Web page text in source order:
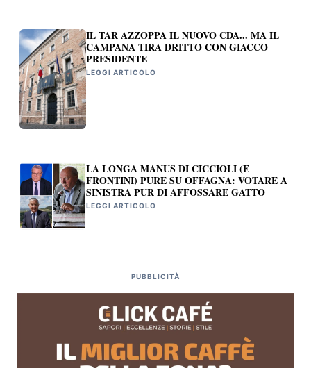
IL TAR AZZOPPA IL NUOVO CDA... MA IL
CAMPANA TIRA DRITTO CON GIACCO
PRESIDENTE
LEGGI ARTICOLO
LA LONGA MANUS DI CICCIOLI (E
FRONTINI) PURE SU OFFAGNA: VOTARE A
SINISTRA PUR DI AFFOSSARE GATTO
LEGGI ARTICOLO
PUBBLICITÀ